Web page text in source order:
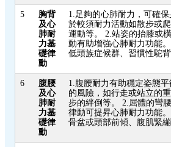
5
胸背
及心
肺耐
力基
礎律
動
1.足夠的心肺耐力，可確
於較須耐力活動如散步或
運動等。 2.站姿的抬膝或
動有助增強心肺耐力功能
低頭族症候群、習慣性駝背
6
腹腰
及心
肺耐
力基
礎律
動
1.腹腰耐力有助穩定姿態
的風險，如行走或站立的
步的絆倒等。 2.屈體的彎
律動可提昇心肺耐力功能
骨盆或頭部前傾、腹肌緊